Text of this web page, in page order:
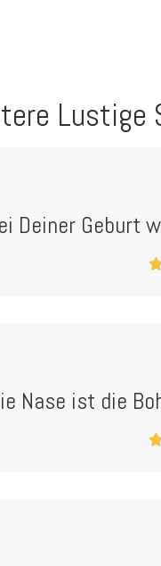
Lustige
Deiner Geburt
Nase ist die